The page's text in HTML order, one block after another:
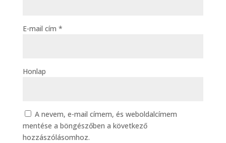
E-mail cím *
Honlap
A nevem, e-mail címem, és weboldalcímem
mentése a böngészőben a következő
hozzászólásomhoz.